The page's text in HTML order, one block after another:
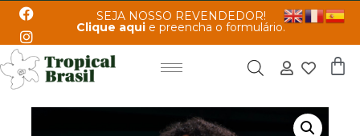
SEJA NOSSO REVENDEDOR!
Clique aqui e preencha o formulário.